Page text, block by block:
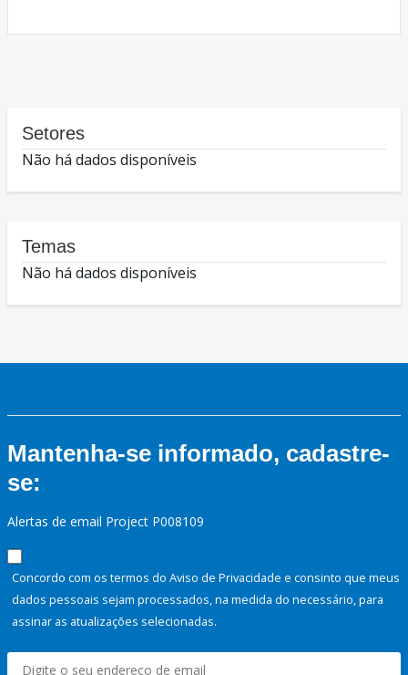
Setores
Não há dados disponíveis
Temas
Não há dados disponíveis
Mantenha-se informado, cadastre-
se:
Alertas de email Project P008109
Concordo com os termos do Aviso de Privacidade e consinto que meus
dados pessoais sejam processados, na medida do necessário, para
assinar as atualizações selecionadas.